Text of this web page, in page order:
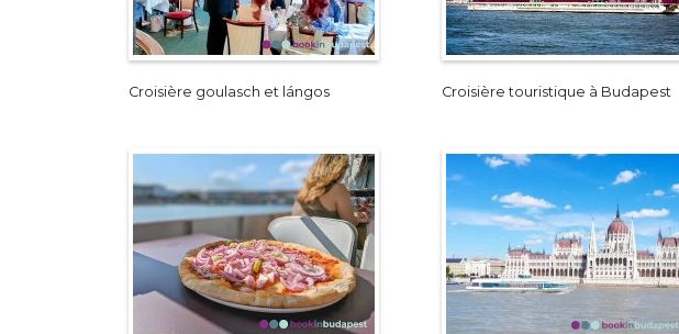
Croisière goulasch et lángos Croisière touristique à Budapest